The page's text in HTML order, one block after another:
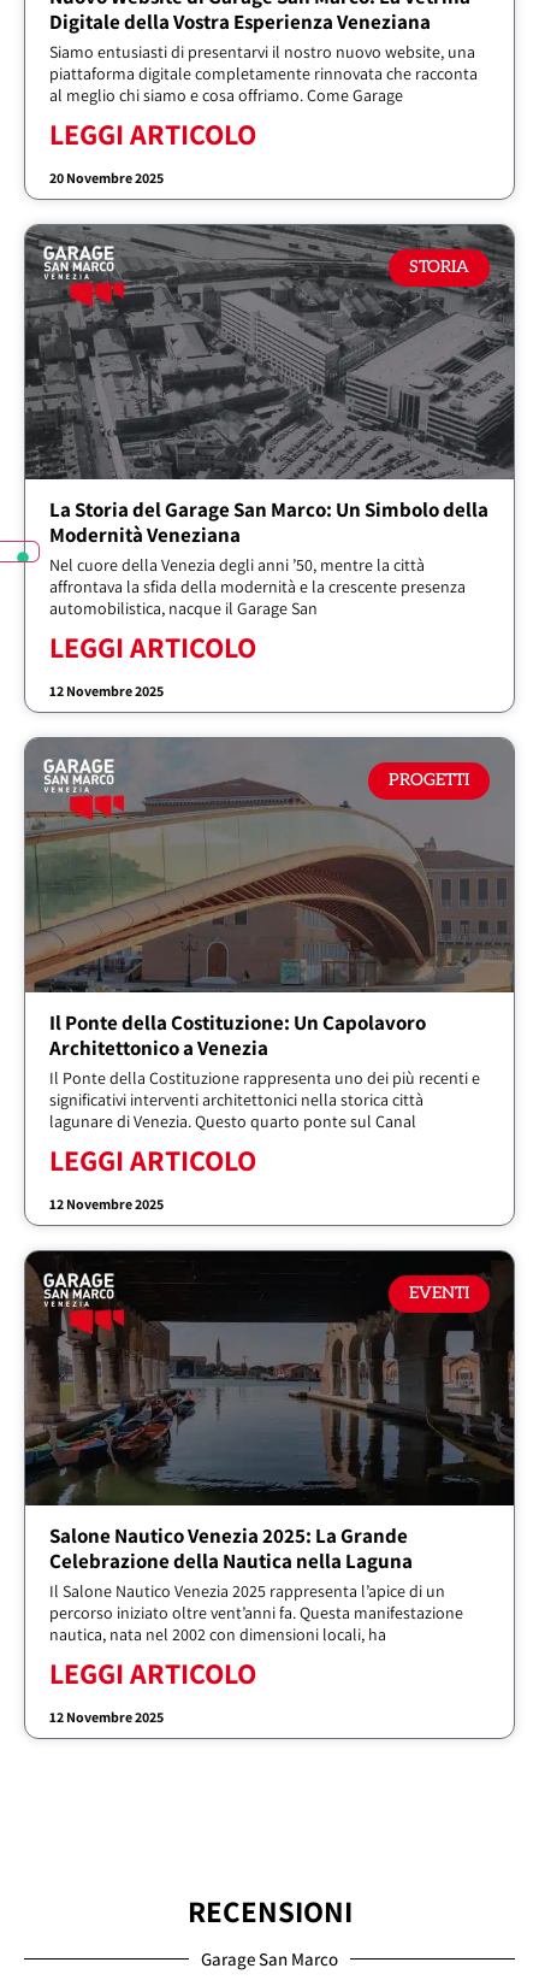
Digitale della Vostra Esperienza Veneziana
Siamo entusiasti di presentarvi il nostro nuovo website, una
piattaforma digitale completamente rinnovata che racconta
al meglio chi siamo e cosa offriamo. Come Garage
LEGGI ARTICOLO
20 Novembre 2025
STORIA
La Storia del Garage San Marco: Un Simbolo della
Modernità Veneziana
Nel cuore della Venezia degli anni ’50, mentre la città
affrontava la sfida della modernità e la crescente presenza
automobilistica, nacque il Garage San
LEGGI ARTICOLO
12 Novembre 2025
PROGETTI
Il Ponte della Costituzione: Un Capolavoro
Architettonico a Venezia
Il Ponte della Costituzione rappresenta uno dei più recenti e
significativi interventi architettonici nella storica città
lagunare di Venezia. Questo quarto ponte sul Canal
LEGGI ARTICOLO
12 Novembre 2025
EVENTI
Salone Nautico Venezia 2025: La Grande
Celebrazione della Nautica nella Laguna
Il Salone Nautico Venezia 2025 rappresenta l’apice di un
percorso iniziato oltre vent’anni fa. Questa manifestazione
nautica, nata nel 2002 con dimensioni locali, ha
LEGGI ARTICOLO
12 Novembre 2025
RECENSIONI
Garage San Marco